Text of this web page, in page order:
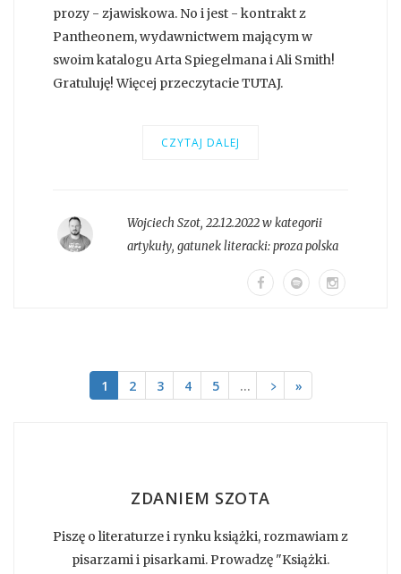
prozy - zjawiskowa. No i jest - kontrakt z
Pantheonem, wydawnictwem mającym w
swoim katalogu Arta Spiegelmana i Ali Smith!
Gratuluję! Więcej przeczytacie TUTAJ.
CZYTAJ DALEJ
Wojciech Szot, 22.12.2022 w kategorii
artykuły, gatunek literacki:proza polska
1 2 3 4 5 … ﹥ »
ZDANIEM SZOTA
Piszę o literaturze i rynku książki, rozmawiam z
pisarzami i pisarkami. Prowadzę "Książki.